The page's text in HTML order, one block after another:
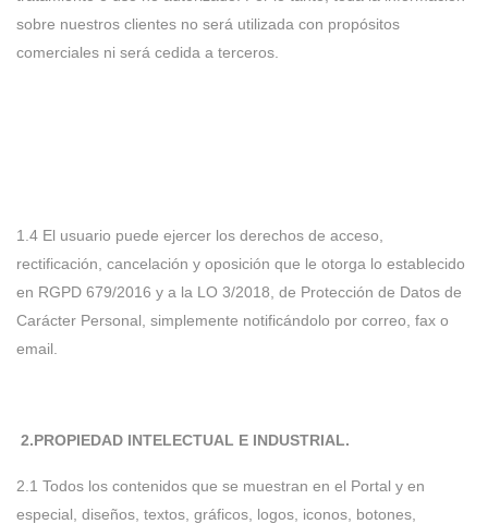
sobre nuestros clientes no será utilizada con propósitos
comerciales ni será cedida a terceros.
1.4 El usuario puede ejercer los derechos de acceso,
rectificación, cancelación y oposición que le otorga lo establecido
en RGPD 679/2016 y a la LO 3/2018, de Protección de Datos de
Carácter Personal, simplemente notificándolo por correo, fax o
email.
2.PROPIEDAD INTELECTUAL E INDUSTRIAL.
2.1 Todos los contenidos que se muestran en el Portal y en
especial, diseños, textos, gráficos, logos, iconos, botones,